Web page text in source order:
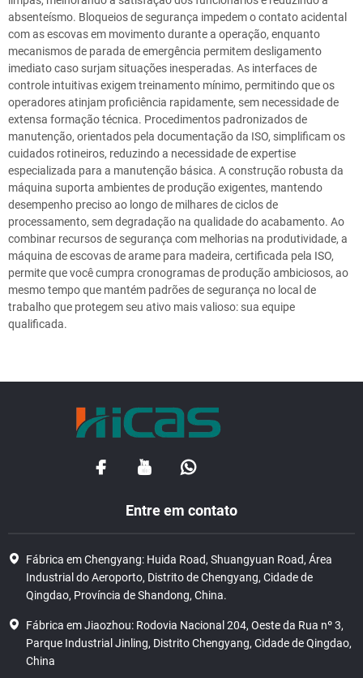
absenteísmo. Bloqueios de segurança impedem o contato acidental
com as escovas em movimento durante a operação, enquanto
mecanismos de parada de emergência permitem desligamento
imediato caso surjam situações inesperadas. As interfaces de
controle intuitivas exigem treinamento mínimo, permitindo que os
operadores atinjam proficiência rapidamente, sem necessidade de
extensa formação técnica. Procedimentos padronizados de
manutenção, orientados pela documentação da ISO, simplificam os
cuidados rotineiros, reduzindo a necessidade de expertise
especializada para a manutenção básica. A construção robusta da
máquina suporta ambientes de produção exigentes, mantendo
desempenho preciso ao longo de milhares de ciclos de
processamento, sem degradação na qualidade do acabamento. Ao
combinar recursos de segurança com melhorias na produtividade, a
máquina de escovas de arame para madeira, certificada pela ISO,
permite que você cumpra cronogramas de produção ambiciosos, ao
mesmo tempo que mantém padrões de segurança no local de
trabalho que protegem seu ativo mais valioso: sua equipe
qualificada.
Entre em contato
Fábrica em Chengyang: Huida Road, Shuangyuan Road, Área
Industrial do Aeroporto, Distrito de Chengyang, Cidade de
Qingdao, Província de Shandong, China.
Fábrica em Jiaozhou: Rodovia Nacional 204, Oeste da Rua nº 3,
Parque Industrial Jinling, Distrito Chengyang, Cidade de Qingdao,
China